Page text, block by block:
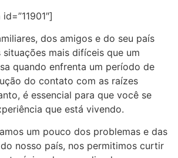
dos amigos e do seu país
situações mais difíceis que um
quando enfrenta um período de
do contato com as raízes
é essencial para que você se
que está vivendo.
um pouco dos problemas e das
nosso país, nos permitimos curtir